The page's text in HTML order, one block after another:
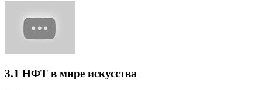
3.1 НФТ в мире искусства